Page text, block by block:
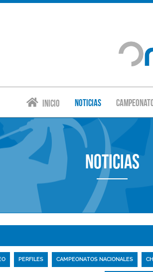
Inicio Noticias
Noticias
PERFILES CAMPEONATOS NACIONALES